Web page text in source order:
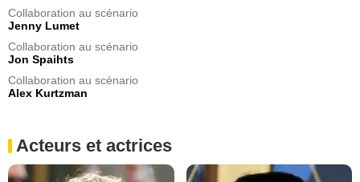
Collaboration au scénario
Jenny Lumet
Collaboration au scénario
Jon Spaihts
Collaboration au scénario
Alex Kurtzman
Acteurs et actrices